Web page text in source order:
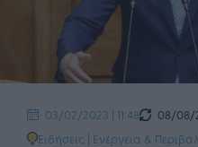
03/02/2023 | 11:48
08/08/
Ειδήσεις | Ενέργεια &